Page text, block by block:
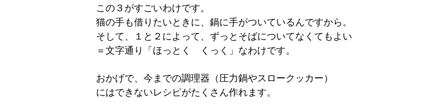
この３がすごいわけです。
猫の手も借りたいときに、鍋に手がついているんですから。
そして、１と２によって、ずっとそばについてなくてもよい
＝文字通り「ほっとく くっく」なわけです。
おかげで、今までの調理器（圧力鍋やスロークッカー）
にはできないレシピがたくさん作れます。